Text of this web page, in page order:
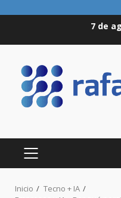
7 de
MENÚ
PRINCIPAL
Inicio
Tecno + IA